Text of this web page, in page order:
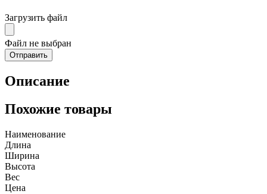
Загрузить файл
Файл не выбран
Описание
Похожие товары
Наименование
Длина
Ширина
Высота
Вес
Цена